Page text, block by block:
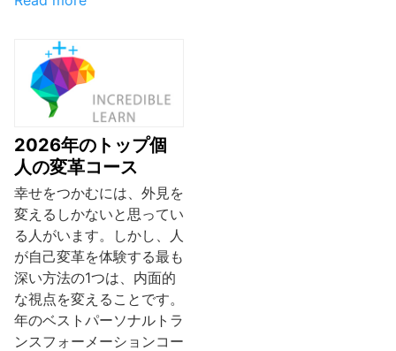
2026年のトップ個
人の変革コース
幸せをつかむには、外見を
変えるしかないと思ってい
る人がいます。しかし、人
が自己変革を体験する最も
深い方法の1つは、内面的
な視点を変えることです。
年のベストパーソナルトラ
ンスフォーメーションコー